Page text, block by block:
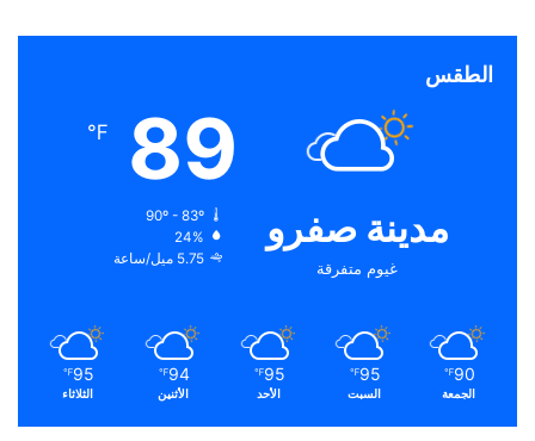
الطقس
مدينة صفرو
غيوم متفرقة
89
℉
90º - 83º
24%
5.75 ميل/ساعة
90
℉
الجمعة
95
℉
السبت
95
℉
الأحد
94
℉
الأثنين
95
℉
الثلاثاء